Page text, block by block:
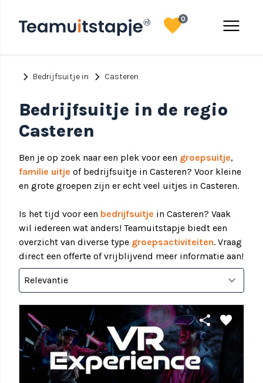
menu
favorite0
chevron_right Bedrijfsuitje in chevron_right Casteren
Bedrijfsuitje in de regio
Casteren
Ben je op zoek naar een plek voor een groepsuitje,
familie uitje of bedrijfsuitje in Casteren? Voor kleine
en grote groepen zijn er echt veel uitjes in Casteren.
Is het tijd voor een bedrijfsuitje in Casteren? Vaak
wil iedereen wat anders! Teamuitstapje biedt een
overzicht van diverse type groepsactiviteiten. Vraag
direct een offerte of vrijblijvend meer informatie aan!
share favorite